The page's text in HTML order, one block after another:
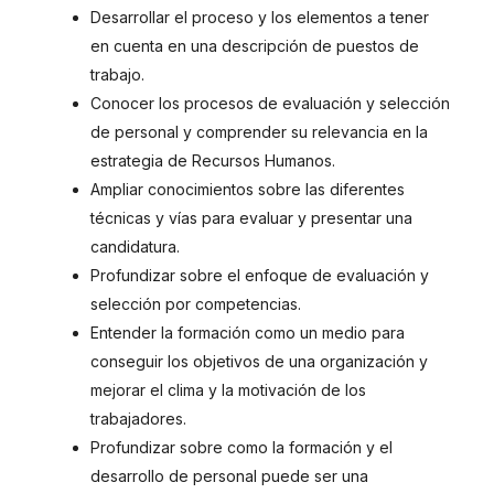
Desarrollar el proceso y los elementos a tener
en cuenta en una descripción de puestos de
trabajo.
Conocer los procesos de evaluación y selección
de personal y comprender su relevancia en la
estrategia de Recursos Humanos.
Ampliar conocimientos sobre las diferentes
técnicas y vías para evaluar y presentar una
candidatura.
Profundizar sobre el enfoque de evaluación y
selección por competencias.
Entender la formación como un medio para
conseguir los objetivos de una organización y
mejorar el clima y la motivación de los
trabajadores.
Profundizar sobre como la formación y el
desarrollo de personal puede ser una